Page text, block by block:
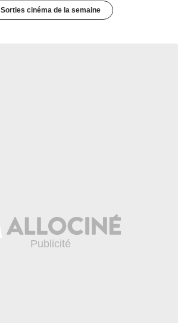
Sorties cinéma de la semaine